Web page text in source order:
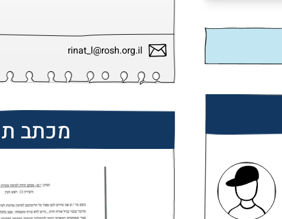
rinat_l@rosh.org.il
מכתב